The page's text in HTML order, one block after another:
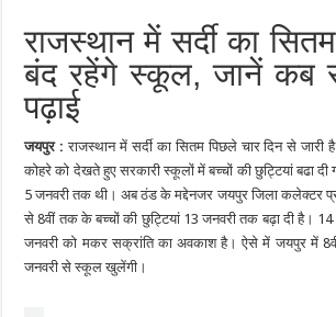
छुट्टियां
एक
हफ्ते
बढ़ी
राजस्थान में सर्दी का
बंद रहेंगे स्कूल, जानें कब
पढ़ाई
जयपुर : राजस्थान में सर्दी का सितम पिछले चार दिन से
कोहरे को देखते हुए सरकारी स्कूलों में बच्चों की छुट्टियां बढा
5 जनवरी तक थी। अब ठंड के मद्देनजर जयपुर जिला कलेक्टर
से 8वीं तक के बच्चों की छुट्टियां 13 जनवरी तक बढ़ा दी है। 14
जनवरी को मकर सक्रांति का अवकाश है। ऐसे में जयपुर में
जनवरी से स्कूल खुलेंगी।